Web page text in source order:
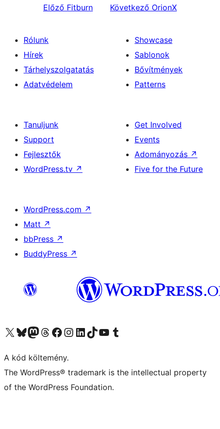
Előző Fitburn Következő OrionX
Rólunk
Hírek
Tárhelyszolgatatás
Adatvédelem
Showcase
Sablonok
Bővítmények
Patterns
Tanuljunk
Support
Fejlesztők
WordPress.tv ↗
Get Involved
Events
Adományozás ↗
Five for the Future
WordPress.com ↗
Matt ↗
bbPress ↗
BuddyPress ↗
Visit our X (formerly Twitter) account
Visit our Bluesky account
Twitter csatornánk
Visit our Threads account
Facebook oldalunk megtekintése
Visit our Instagram account
Visit our LinkedIn account
Visit our TikTok account
Visit our YouTube channel
Visit our Tumblr account
A kód költemény.
The WordPress® trademark is the intellectual property
of the WordPress Foundation.